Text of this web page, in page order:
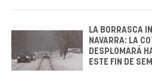
LA BORRASCA
NAVARRA: LA
DESPLOMARÁ
ESTE FIN DE